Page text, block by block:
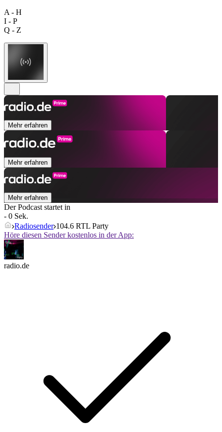
A - H
I - P
Q - Z
Mehr erfahren
Mehr erfahren
Mehr erfahren
Der Podcast startet in
- 0 Sek.
Radiosender 104.6 RTL Party
Höre diesen Sender kostenlos in der App:
radio.de